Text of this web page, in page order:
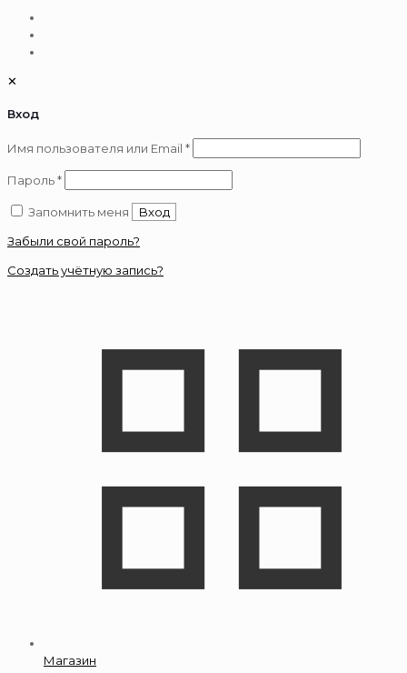
✕
Вход
Имя пользователя или Email *Обязательно
Пароль*Обязательно
Запомнить меня
Вход
Забыли свой пароль?
Создать учётную запись?
Магазин